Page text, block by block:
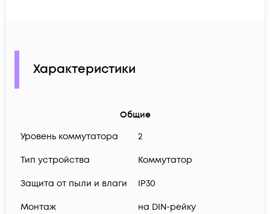
Характеристики
Общие
Уровень коммутатора
2
Тип устройства Коммутатор
Защита от пыли и влаги IP30
Монтаж на DIN-рейку